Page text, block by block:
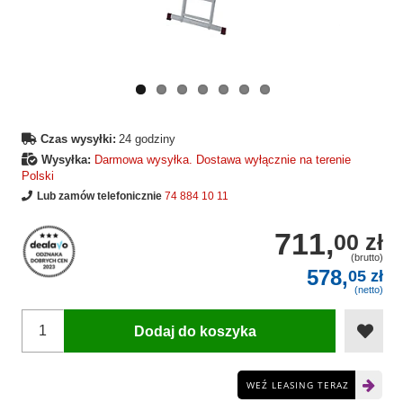
Czas wysyłki: 24 godziny
Wysyłka: Darmowa wysyłka. Dostawa wyłącznie na terenie
Polski
Lub zamów telefonicznie 74 884 10 11
711,00 zł
(brutto)
578,05 zł
(netto)
Dodaj do koszyka
WEŹ LEASING TERAZ